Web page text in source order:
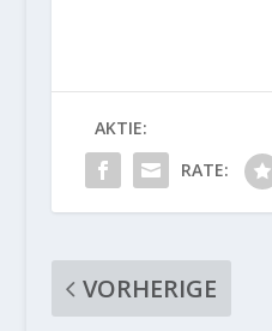
AKTIE:
RATE:
VORHERIGE